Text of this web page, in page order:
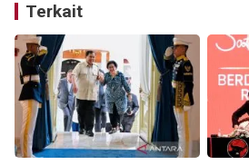
Terkait